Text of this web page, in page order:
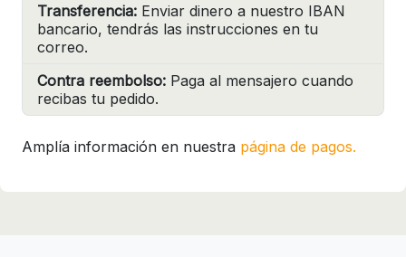
Transferencia: Enviar dinero a nuestro IBAN
bancario, tendrás las instrucciones en tu
correo.
Contra reembolso: Paga al mensajero cuando
recibas tu pedido.
Amplía información en nuestra página de pagos.